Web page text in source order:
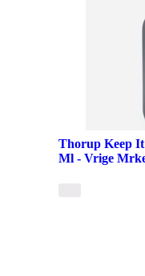
Thorup Keep It
Ml - Vrige